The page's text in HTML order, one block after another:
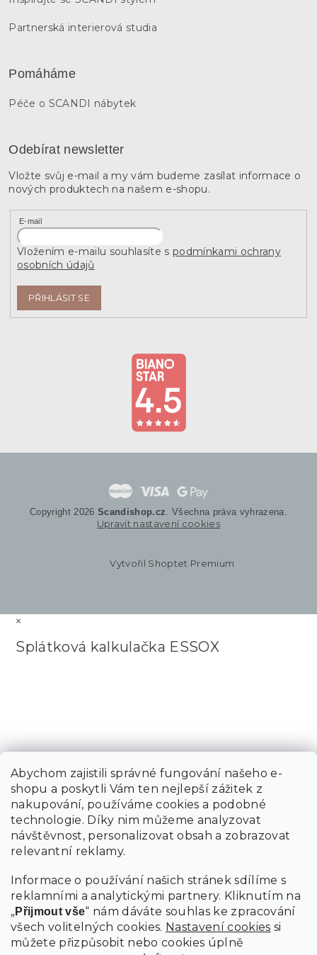
Abychom zajistili správné fungování našeho e-
shopu a poskytli Vám ten nejlepší zážitek z
nakupování, používáme cookies a podobné
technologie. Díky nim můžeme analyzovat
návštěvnost, personalizovat obsah a zobrazovat
relevantní reklamy.
Informace o používání našich stránek sdílíme s
reklamními a analytickými partnery. Kliknutím na
„Přijmout vše“ nám dáváte souhlas ke zpracování
všech volitelných cookies. Nastavení cookies si
můžete přizpůsobit nebo cookies úplně
Partnerská interierová studia
Pomáháme
Péče o SCANDI nábytek
Odebírat newsletter
Vložte svůj e-mail a my vám budeme zasílat informace o
nových produktech na našem e-shopu.
E-mail
Vložením e-mailu souhlasíte s podmínkami ochrany
osobních údajů
PŘIHLÁSIT SE
Vytvořil Shoptet Premium
Copyright 2026 Scandishop.cz . Všechna práva vyhrazena.
Upravit nastavení cookies
×
Splátková kalkulačka ESSOX